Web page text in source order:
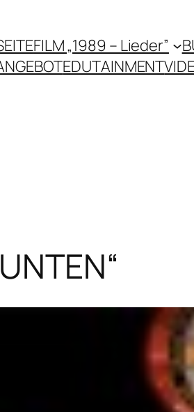
FILM „1989 – Lieder”
EDUTAINMENT